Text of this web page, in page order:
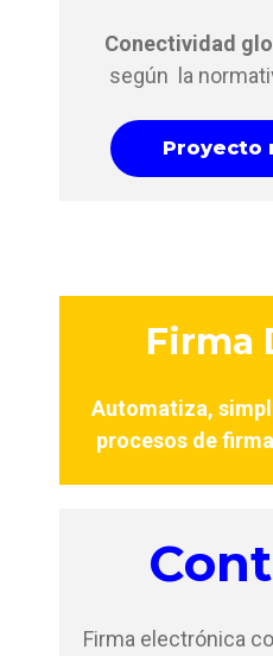
Conectividad
según la
Proyecto
Firma
Automatiza,
procesos de
Firma electrónica